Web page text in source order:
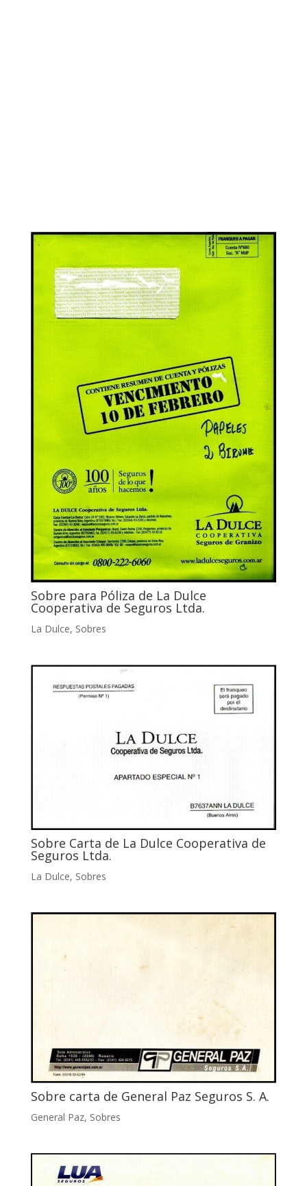
Sobre para Póliza de La Dulce
Cooperativa de Seguros Ltda.
La Dulce, Sobres
Sobre Carta de La Dulce Cooperativa de
Seguros Ltda.
La Dulce, Sobres
Sobre carta de General Paz Seguros S. A.
General Paz, Sobres